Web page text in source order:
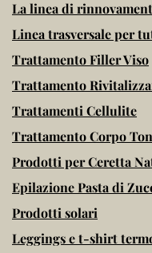
La linea di
Linea trasversale per
Trattamento Filler Viso
Trattamento
Trattamenti Cellulite
Trattamento Corpo
Prodotti per Ceretta
Epilazione Pasta di
Prodotti solari
Leggings e t-shirt